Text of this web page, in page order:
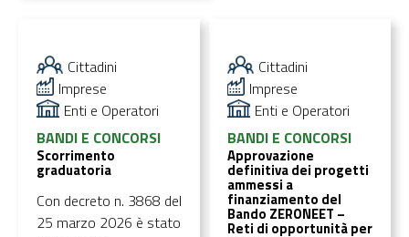
(versione pdf e
word).
Cittadini
Imprese
Enti e Operatori
BANDI E CONCORSI
Scorrimento
graduatoria
Con decreto n. 3868 del
25 marzo 2026 è stato
Cittadini
Imprese
Enti e Operatori
BANDI E CONCORSI
Approvazione
definitiva dei progetti
ammessi a
finanziamento del
Bando ZERONEET –
Reti di opportunità per